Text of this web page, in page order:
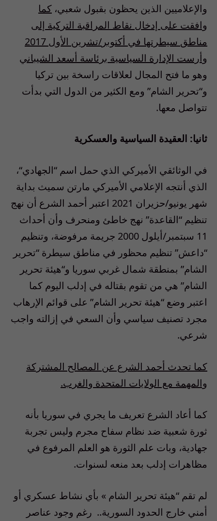
والإعلاميين الذين يحظون بقبول شعبي، كما
وافقت على إدخال نقاط المراقبة التركية إلى
مناطق سيطرتها في أكتوبر /تشرين الأول
وأرست الإدارة السياسية برئاسة أسعد الشيباني
وهو ما فتح المجال لعلاقات راسخة بين تركيا
و“تحرير الشام” ومع الكثير من الدول التي بدأت
تتواصل معها.
ثانيا: العقيدة السياسية والعسكرية
في الوثائقي الأميركي الذي حمل اسم “الجهادي“،
الذي أنتجه الإعلامي الأميركي مارتن سميث بداية
شهر يونيو/حزيران
اعتبر أحمد الشرع أن نهج
تنظيم “القاعدة” نهج خاطئ ومنحرف وأن أحداث
11 سبتمبر /أيلول
جريمة مرفوضة، وتنظيم
“داعش” تنظيم محظور في مناطق سيطرة “تحرير
الشام” بمنطقة شمال غربي سوريا و“هيئة تحرير
الشام” هي من تقوم بقتاله في إدلب اليوم كما
اعتبر وضع “هيئة تحرير الشام” على قوائم الإرهاب
مجرد تصنيف سياسي وأن السعي في إزالته واجب
شرعي.
كما تحدث أحمد الشرع عن المصالح المشتركة
والمهمة مع الولايات المتحدة والغرب.
كما أعاد الشرع تعريف ما يجري في سوريا بأنه
ثورة شعبية ضد نظام سفاح مجرم وليس تجربة
جهادية، وبات علم الثورة هو العلم المرفوع في
مظاهرات إدلب بعد منعه لسنوات.
لم تقم “هيئة تحرير الشام » بأي نشاط عسكري أو
أمني خارج الحدود السورية.. رغم وجود عناصر